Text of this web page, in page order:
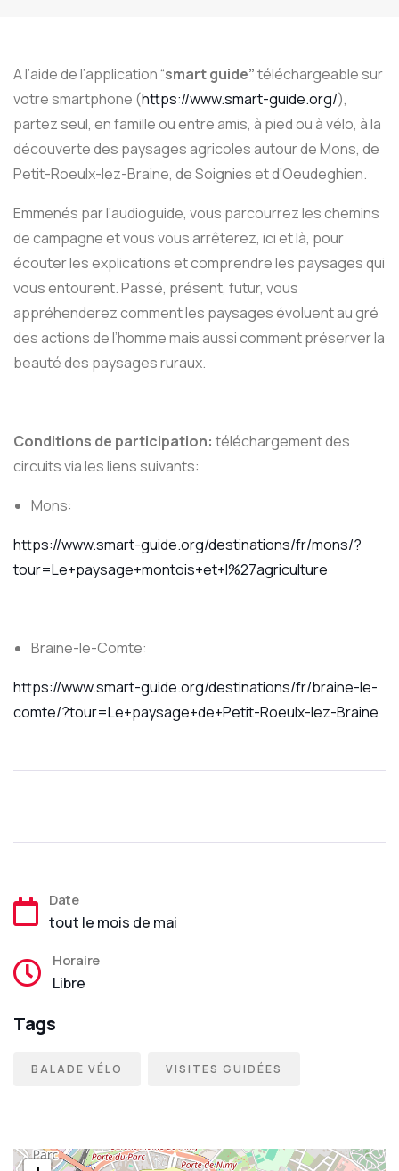
A l’aide de l’application “smart guide”téléchargeable sur
votre smartphone (https://www.smart-guide.org/),
partez seul, en famille ou entre amis, à pied ou à vélo, à la
découverte des paysages agricoles autour de Mons, de
Petit-Roeulx-lez-Braine, de Soignies et d’Oeudeghien.
Emmenés par l’audioguide, vous parcourrez les chemins
de campagne et vous vous arrêterez, ici et là, pour
écouter les explications et comprendre les paysages qui
vous entourent. Passé, présent, futur, vous
appréhenderez comment les paysages évoluent au gré
des actions de l’homme mais aussi comment préserver la
beauté des paysages ruraux.
Conditions de participation: téléchargement des
circuits via les liens suivants:
Mons:
https://www.smart-guide.org/destinations/fr/mons/?
tour=Le+paysage+montois+et+l%27agriculture
Braine-le-Comte:
https://www.smart-guide.org/destinations/fr/braine-le-
comte/?tour=Le+paysage+de+Petit-Roeulx-lez-Braine
Date
tout le mois de mai
Horaire
Libre
Tags
BALADE VÉLO VISITES GUIDÉES